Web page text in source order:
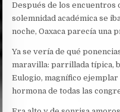
Después de los encuentros
solemnidad académica se
noche, Oaxaca parecía una
Ya se vería de qué
maravilla: parrillada típica,
Eulogio, magnífico
hormona de todas las